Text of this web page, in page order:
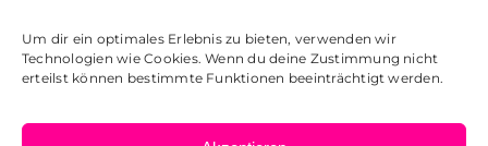
Um dir ein optimales Erlebnis zu bieten, verwenden wir
Technologien wie Cookies. Wenn du deine Zustimmung nicht
erteilst können bestimmte Funktionen beeinträchtigt werden.
Lachsgasse 3 | 99084 Erfurt
Tel. 0361 – 660 49 47
kontakt@tanztheater-erfurt.de